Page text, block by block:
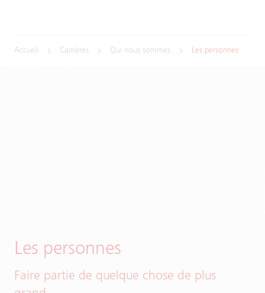
Accueil Carrières Qui nous sommes Les personnes
Les personnes
Faire partie de quelque chose de plus